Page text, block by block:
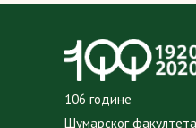
106 године
Шумарског факултета